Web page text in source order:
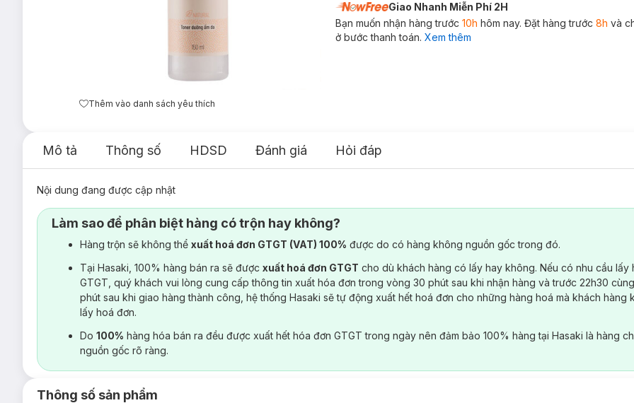
Thêm vào danh sách yêu thích
Giao Nhanh Miễn Phí 2H
Bạn muốn nhận hàng trước 10h hôm nay. Đặt hàng trước 8h và
ở bước thanh toán. Xem thêm
Mô tả Thông số HDSD Đánh giá Hỏi đáp
Nội dung đang được cập nhật
Làm sao để phân biệt hàng có trộn hay không?
Hàng trộn sẽ không thể xuất hoá đơn GTGT (VAT) 100% được do có hàng không nguồn gốc trong đó.
Tại Hasaki, 100% hàng bán ra sẽ được xuất hoá đơn GTGT cho dù khách hàng có lấy hay không. Nếu có nhu cầu lấy
GTGT, quý khách vui lòng cung cấp thông tin xuất hóa đơn trong vòng 30 phút sau khi nhận hàng và trước 22h30
phút sau khi giao hàng thành công, hệ thống Hasaki sẽ tự động xuất hết hoá đơn cho những hàng hoá mà khách hàng
lấy hoá đơn.
Do 100% hàng hóa bán ra đều được xuất hết hóa đơn GTGT trong ngày nên đảm bảo 100% hàng tại Hasaki là hàng
nguồn gốc rõ ràng.
Thông số sản phẩm